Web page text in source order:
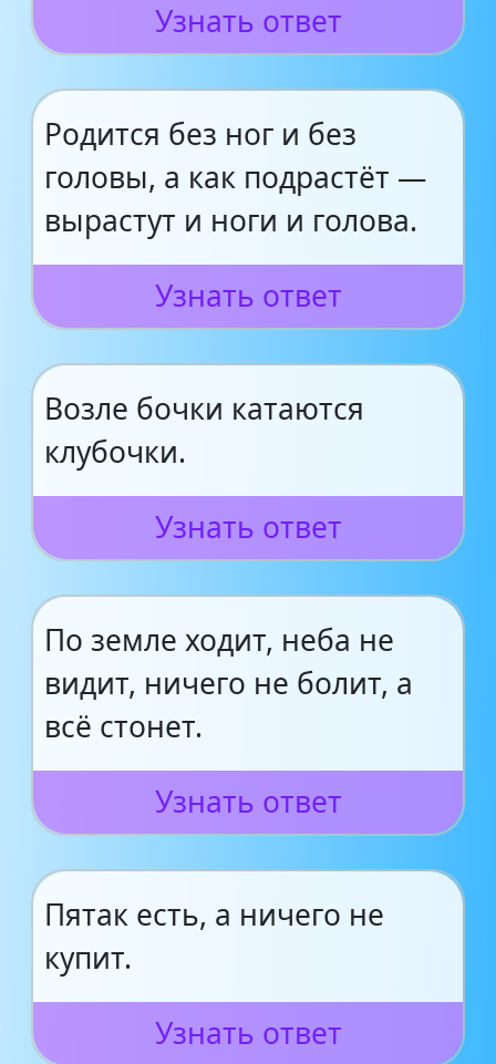
Узнать ответ
Родится без ног и без
головы, а как подрастёт —
вырастут и ноги и голова.
Узнать ответ
Возле бочки катаются
клубочки.
Узнать ответ
По земле ходит, неба не
видит, ничего не болит, а
всё стонет.
Узнать ответ
Пятак есть, а ничего не
купит.
Узнать ответ